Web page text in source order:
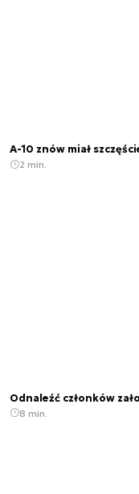
A-10 znów miał
2 min.
Odnaleźć członków
8 min.